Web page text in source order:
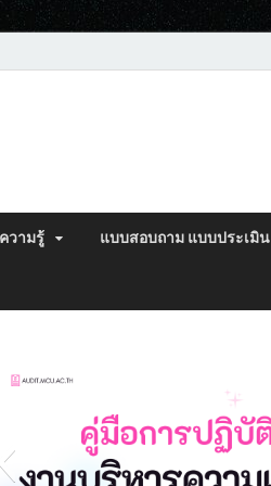
วามรู้ แบบสอบถาม แบบประเมิน